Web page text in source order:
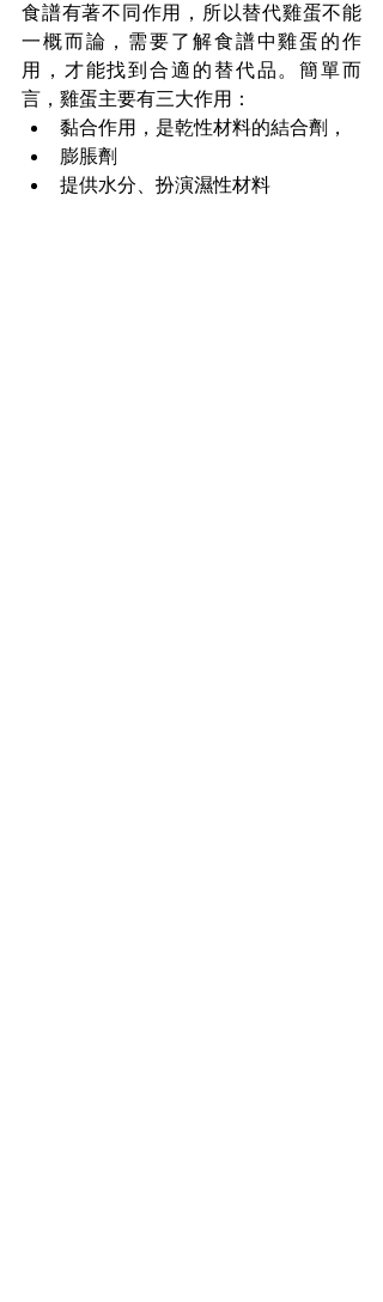
食譜有著不同作用，所以替代雞蛋不能
一概而論，需要了解食譜中雞蛋的作
用，才能找到合適的替代品。簡單而
言，雞蛋主要有三大作用：
黏合作用，是乾性材料的結合劑，
膨脹劑
提供水分、扮演濕性材料